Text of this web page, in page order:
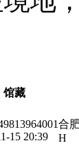
馆藏
15 20:39
合
H